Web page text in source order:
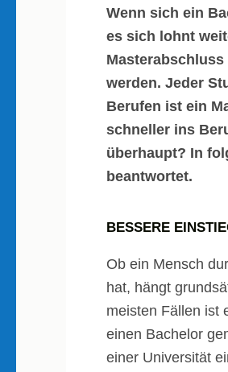
Wenn sich ein
es sich lohnt
werden. Jeder
Berufen ist ein
schneller ins
überhaupt? In
beantwortet.
BESSERE
Ob ein Mensch
hat, hängt
meisten Fällen ist
einen Bachelor
einer Universität